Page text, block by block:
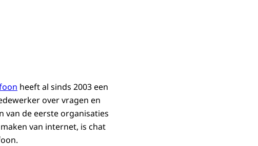
heeft al sinds 2003 een
over vragen en
van de eerste organisaties
van internet, is chat